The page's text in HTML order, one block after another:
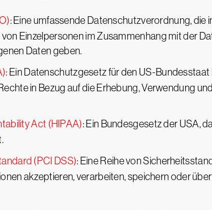
: Eine umfassende Datenschutzverordnung, die
Einzelpersonen im Zusammenhang mit der
Daten geben.
: Ein Datenschutzgesetz für den US-
in Bezug auf die Erhebung, Verwendung
Act (HIPAA): Ein Bundesgesetz der USA,
(PCI DSS): Eine Reihe von
akzeptieren, verarbeiten, speichern oder